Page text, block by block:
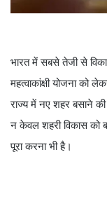
भारत में सबसे तेजी से
महत्वाकांक्षी योजना को
राज्य में नए शहर बसाने
न केवल शहरी विकास को
पूरा करना भी है।